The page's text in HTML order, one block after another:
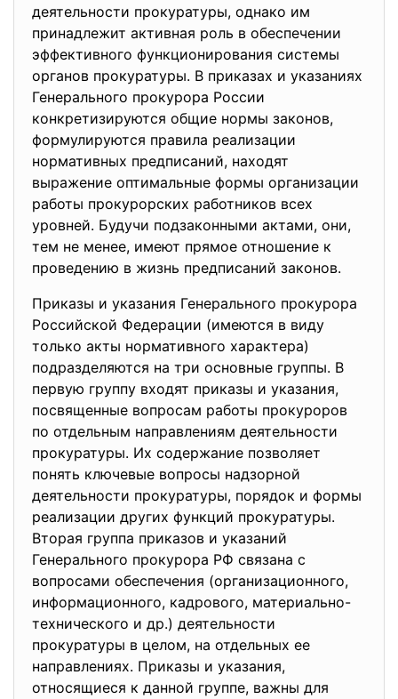
деятельности прокуратуры, однако им
принадлежит активная роль в обеспечении
эффективного функционирования системы
органов прокуратуры. В приказах и указаниях
Генерального прокурора России
конкретизируются общие нормы законов,
формулируются правила реализации
нормативных предписаний, находят
выражение оптимальные формы организации
работы прокурорских работников всех
уровней. Будучи подзаконными актами, они,
тем не менее, имеют прямое отношение к
проведению в жизнь предписаний законов.
Приказы и указания Генерального прокурора
Российской Федерации (имеются в виду
только акты нормативного характера)
подразделяются на три основные группы. В
первую группу входят приказы и указания,
посвященные вопросам работы прокуроров
по отдельным направлениям деятельности
прокуратуры. Их содержание позволяет
понять ключевые вопросы надзорной
деятельности прокуратуры, порядок и формы
реализации других функций прокуратуры.
Вторая группа приказов и указаний
Генерального прокурора РФ связана с
вопросами обеспечения (организационного,
информационного, кадрового, материально-
технического и др.) деятельности
прокуратуры в целом, на отдельных ее
направлениях. Приказы и указания,
относящиеся к данной группе, важны для